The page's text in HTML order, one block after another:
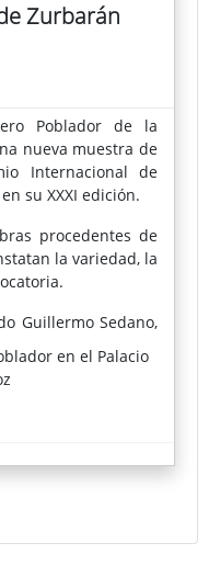
Zurbarán
Poblador de la
nueva muestra de
Internacional de
su XXXI edición.
procedentes de
la variedad, la
Guillermo Sedano,
de un paisaje
Ando, segundo
existencia con su
del tercer
peculiar y
el gusto, la
en el Palacio